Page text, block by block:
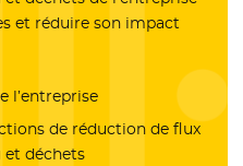
et réduire son impact
l’entreprise
de réduction de flux
et déchets